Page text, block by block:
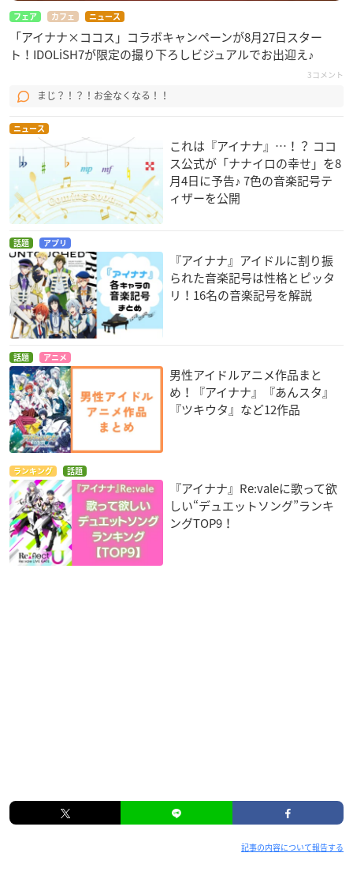
フェア カフェ ニュース
「アイナナ×ココス」コラボキャンペーンが8月27日スター
ト！IDOLiSH7が限定の撮り下ろしビジュアルでお出迎え♪
3コメント
まじ？！？！お金なくなる！！
ニュース
これは『アイナナ』…！？ ココ
ス公式が「ナナイロの幸せ」を8
月4日に予告♪ 7色の音楽記号テ
ィザーを公開
話題 アプリ
『アイナナ』アイドルに割り振
られた音楽記号は性格とピッタ
リ！16名の音楽記号を解説
話題 アニメ
男性アイドルアニメ作品まと
め！『アイナナ』『あんスタ』
『ツキウタ』など12作品
ランキング 話題
『アイナナ』Re:valeに歌って欲
しい“デュエットソング”ランキ
ングTOP9！
記事の内容について報告する